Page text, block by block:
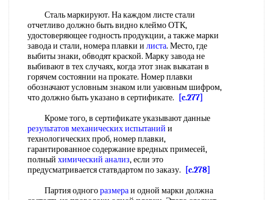
Сталь маркируют. На каждом листе стали
отчетливо должно быть видно клеймо ОТК,
удостоверяющее годность продукции, а также марки
завода и стали, номера плавки и листа. Место, где
выбиты знаки, обводят краской. Марку завода не
выбивают в тех случаях, когда этот знак выкатан в
горячем состоянии на прокате. Номер плавки
обозначают условным знаком или уаювным шифром,
что должно быть указано в сертификате.
[c.277]
Кроме того, в сертификате указывают данные
результатов механических испытаний и
технологических проб, номер плавки,
гарантированное содержание вредных примесей,
полный химический анализ, если это
предусматривается статвдартом по заказу.
[c.278]
Партия одногоразмераи одной марки должна